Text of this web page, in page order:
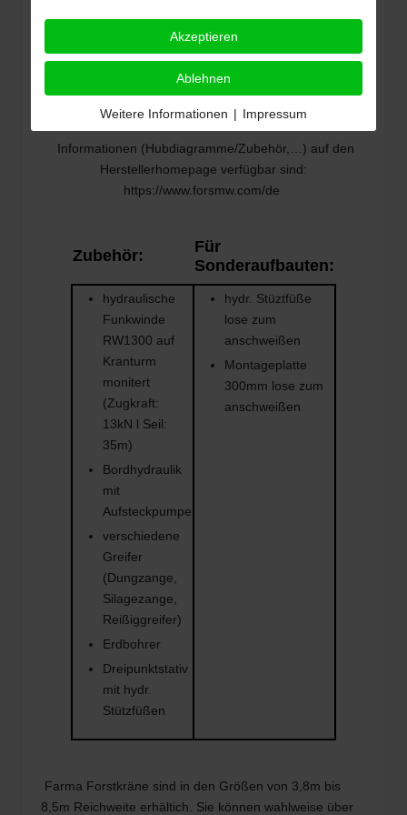
Informationen (Hubdiagramme/Zubehör,…) auf den
Herstellerhomepage verfügbar sind:
https://www.forsmw.com/de
Zubehör:
Für
Sonderaufbauten:
hydraulische
Funkwinde
RW1300 auf
Kranturm
monitert
(Zugkraft:
13kN l Seil:
35m)
Bordhydraulik
mit
Aufsteckpumpe
verschiedene
Greifer
(Dungzange,
Silagezange,
Reißiggreifer)
Erdbohrer
Dreipunktstativ
mit hydr.
Stützfüßen
hydr. Stüztfüße
lose zum
anschweißen
Montageplatte
300mm lose zum
anschweißen
Farma Forstkräne sind in den Größen von 3,8m bis
8,5m Reichweite erhältich. Sie können wahlweise über
Akzeptieren
Ablehnen
Weitere Informationen | Impressum